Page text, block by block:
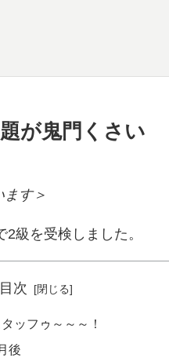
が鬼門くさい
す＞
級を受検しました。
目次
ッフゥ～～～！
後